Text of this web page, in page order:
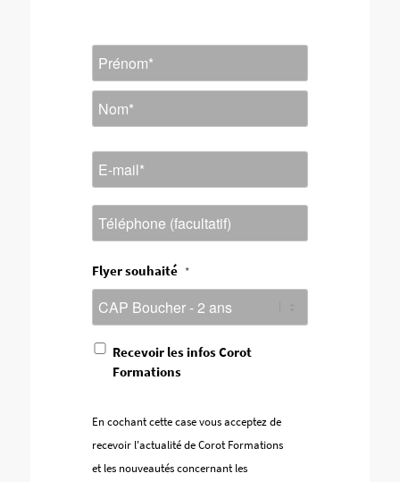
Prénom
mail
*
Flyer souhaité *
En
cochant
vous
de
recevoir
Recevoir les infos Corot
Formations
En cochant cette case vous acceptez de
recevoir l'actualité de Corot Formations
et les nouveautés concernant les